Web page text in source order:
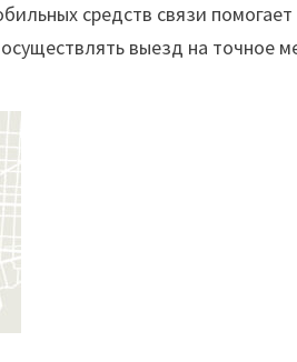
средств связи помогает
выезд на точное